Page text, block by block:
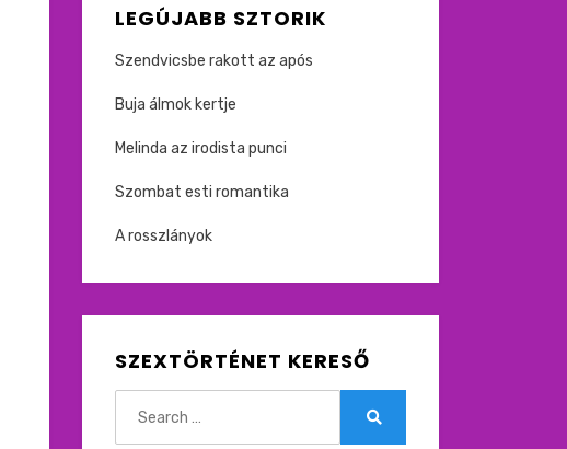
LEGÚJABB SZTORIK
Szendvicsbe rakott az após
Buja álmok kertje
Melinda az irodista punci
Szombat esti romantika
A rosszlányok
SZEXTÖRTÉNET KERESŐ